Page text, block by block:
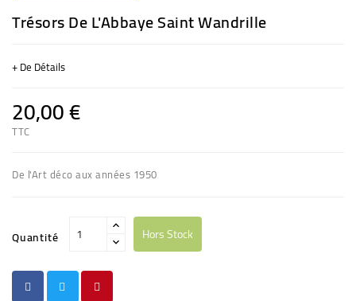
Trésors De L'Abbaye Saint Wandrille
+ De Détails
20,00 €
TTC
De l'Art déco aux années 1950
Quantité Hors Stock